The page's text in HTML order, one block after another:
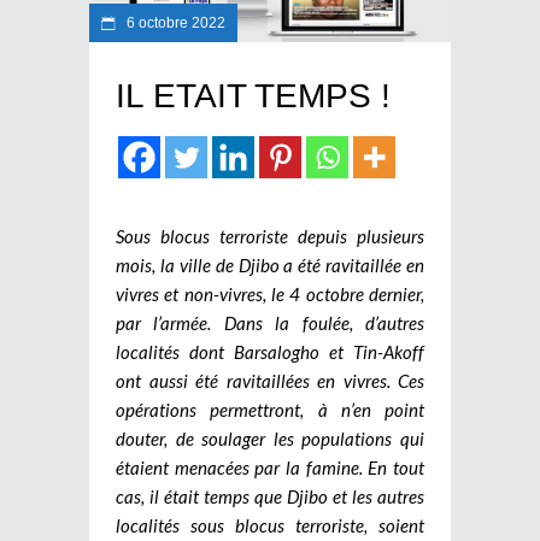
6 octobre 2022
IL ETAIT TEMPS !
Sous blocus terroriste depuis plusieurs
mois, la ville de Djibo a été ravitaillée en
vivres et non-vivres, le 4 octobre dernier,
par l’armée. Dans la foulée, d’autres
localités dont Barsalogho et Tin-Akoff
ont aussi été ravitaillées en vivres. Ces
opérations permettront, à n’en point
douter, de soulager les populations qui
étaient menacées par la famine. En tout
cas, il était temps que Djibo et les autres
localités sous blocus terroriste, soient